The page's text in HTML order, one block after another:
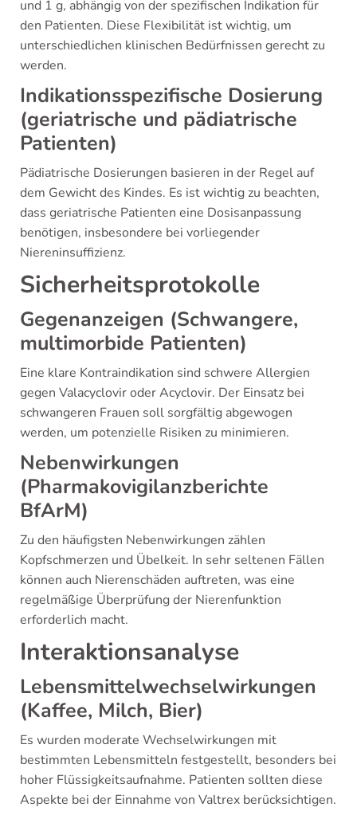
und 1 g, abhängig von der spezifischen Indikation für
den Patienten. Diese Flexibilität ist wichtig, um
unterschiedlichen klinischen Bedürfnissen gerecht zu
werden.
Indikationsspezifische Dosierung
(geriatrische und pädiatrische
Patienten)
Pädiatrische Dosierungen basieren in der Regel auf
dem Gewicht des Kindes. Es ist wichtig zu beachten,
dass geriatrische Patienten eine Dosisanpassung
benötigen, insbesondere bei vorliegender
Niereninsuffizienz.
Sicherheitsprotokolle
Gegenanzeigen (Schwangere,
multimorbide Patienten)
Eine klare Kontraindikation sind schwere Allergien
gegen Valacyclovir oder Acyclovir. Der Einsatz bei
schwangeren Frauen soll sorgfältig abgewogen
werden, um potenzielle Risiken zu minimieren.
Nebenwirkungen
(Pharmakovigilanzberichte
BfArM)
Zu den häufigsten Nebenwirkungen zählen
Kopfschmerzen und Übelkeit. In sehr seltenen Fällen
können auch Nierenschäden auftreten, was eine
regelmäßige Überprüfung der Nierenfunktion
erforderlich macht.
Interaktionsanalyse
Lebensmittelwechselwirkungen
(Kaffee, Milch, Bier)
Es wurden moderate Wechselwirkungen mit
bestimmten Lebensmitteln festgestellt, besonders bei
hoher Flüssigkeitsaufnahme. Patienten sollten diese
Aspekte bei der Einnahme von Valtrex berücksichtigen.